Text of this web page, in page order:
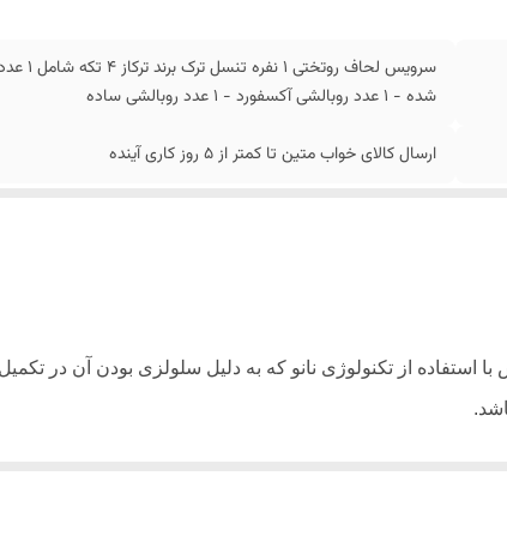
شده - 1 عدد روبالشی آکسفورد - 1 عدد روبالشی ساده
ارسال کالای خواب متین تا کمتر از 5 روز کاری آینده
از تکنولوژی نانو که به دلیل سلولزی بودن آن در
.
به خوبی رطوبت را انتقال دهد در الیاف تنسل کانالهایی در